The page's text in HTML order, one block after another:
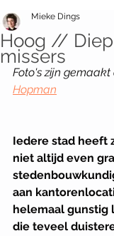
Hoog //
missers
Mieke Dings
Foto's zijn
Hopman
Iedere stad heeft
niet altijd even
aan
helemaal gunstig
die teveel